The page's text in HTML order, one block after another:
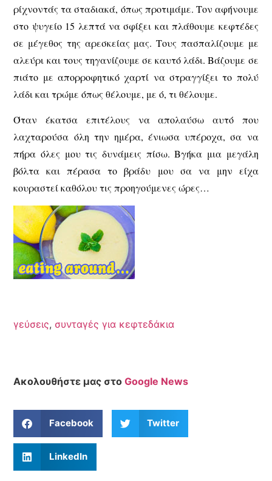
ρίχνοντάς τα σταδιακά, όπως προτιμάμε. Τον αφήνουμε
στο ψυγείο 15 λεπτά να σφίξει και πλάθουμε κεφτέδες
σε μέγεθος της αρεσκείας μας. Τους πασπαλίζουμε με
αλεύρι και τους τηγανίζουμε σε καυτό λάδι. Βάζουμε σε
πιάτο με απορροφητικό χαρτί να στραγγίξει το πολύ
λάδι και τρώμε όπως θέλουμε, με ό, τι θέλουμε.
Όταν έκατσα επιτέλους να απολαύσω αυτό που
λαχταρούσα όλη την ημέρα, ένιωσα υπέροχα, σα να
πήρα όλες μου τις δυνάμεις πίσω. Βγήκα μια μεγάλη
βόλτα και πέρασα το βράδυ μου σα να μην είχα
κουραστεί καθόλου τις προηγούμενες ώρες…
γεύσεις, συνταγές για κεφτεδάκια
Ακολουθήστε μας στοGoogle News
Facebook Twitter
LinkedIn